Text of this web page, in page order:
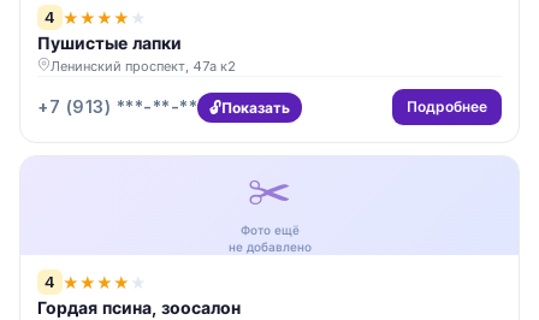
4 ★★★★ ★
Пушистые лапки
Ленинский проспект, 47а к2
+7 (913) ***-**-** Показать Подробнее
✂️
Фото ещё
не добавлено
4 ★★★★ ★
Гордая псина, зоосалон